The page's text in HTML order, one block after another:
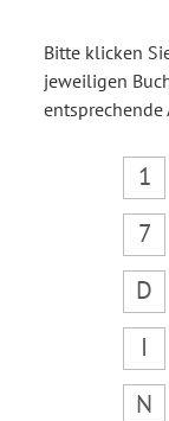
Bitte klicken
jeweiligen
1
7
D
I
N